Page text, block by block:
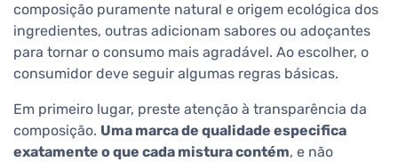
composição puramente natural e origem ecológica dos
ingredientes, outras adicionam sabores ou adoçantes
para tornar o consumo mais agradável. Ao escolher, o
consumidor deve seguir algumas regras básicas.
Em primeiro lugar, preste atenção à transparência da
composição. Uma marca de qualidade especifica
exatamente o que cada mistura contém, e não